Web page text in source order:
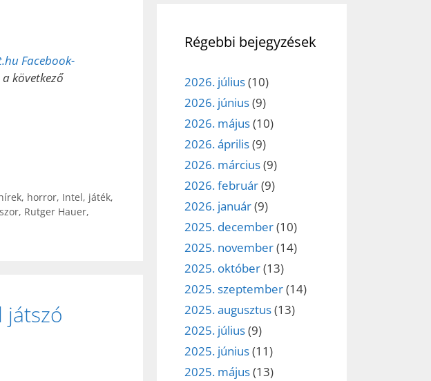
Facebook-
következő
, horror, Intel, játék,
, Rutger Hauer,
játszó
Régebbi bejegyzések
2026. július(10)
2026. június(9)
2026. május(10)
2026. április(9)
2026. március(9)
2026. február(9)
2026. január(9)
2025. december(10)
2025. november(14)
2025. október(13)
2025. szeptember(14)
2025. augusztus(13)
2025. július(9)
2025. június(11)
2025. május(13)